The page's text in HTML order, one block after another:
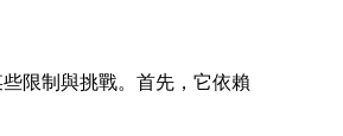
限制與挑戰。首先，它依賴